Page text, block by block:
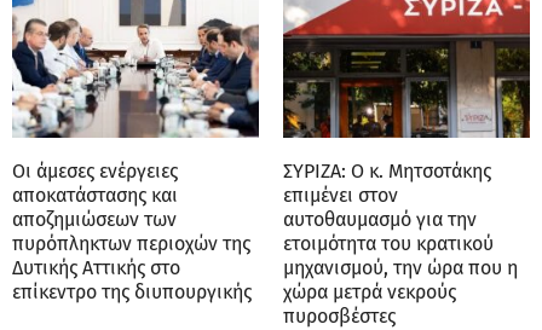
Οι άμεσες ενέργειες
αποκατάστασης και
αποζημιώσεων των
πυρόπληκτων περιοχών της
Δυτικής Αττικής στο
επίκεντρο της διυπουργικής
ΣΥΡΙΖΑ: Ο κ. Μητσοτάκης
επιμένει στον
αυτοθαυμασμό για την
ετοιμότητα του κρατικού
μηχανισμού, την ώρα που η
χώρα μετρά νεκρούς
πυροσβέστες